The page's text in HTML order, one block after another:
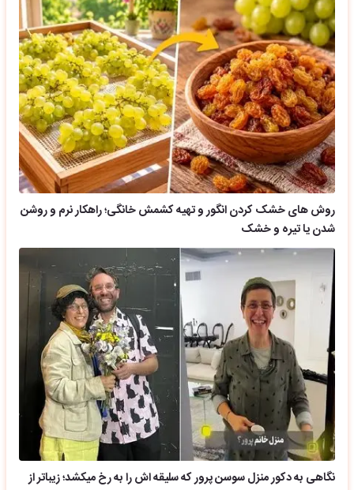
روش های خشک کردن انگور و تهیه کشمش خانگی؛ راهکار نرم و روشن
شدن یا تیره و خشک
نگاهی به دکور منزل سوسن پرور که سلیقه اش را به رخ میکشد؛ زیباتر از